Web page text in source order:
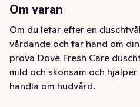
Om varan
Om du letar efter en
vårdande och tar hand om
prova Dove Fresh Care
mild och skonsam och
handla om hudvård.